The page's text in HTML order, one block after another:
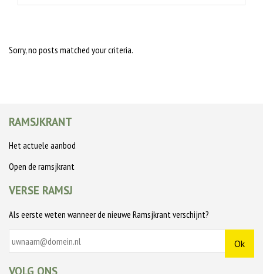
Sorry, no posts matched your criteria.
RAMSJKRANT
Het actuele aanbod
Open de ramsjkrant
VERSE RAMSJ
Als eerste weten wanneer de nieuwe Ramsjkrant verschijnt?
VOLG ONS